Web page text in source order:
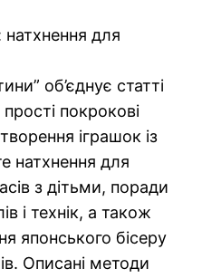
для
об’єднує статті
покрокові
іграшок із
натхнення для
з дітьми, поради
і технік, а також
японського бісеру
Описані методи